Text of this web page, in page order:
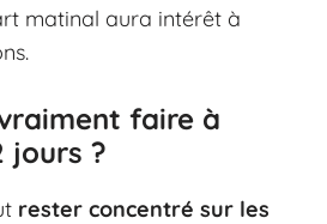
matinal aura intérêt à
faire à
jours ?
rester concentré sur les